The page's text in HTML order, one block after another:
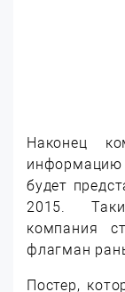
Наконец
информацию
будет
2015.
компания
флагман
Постер,